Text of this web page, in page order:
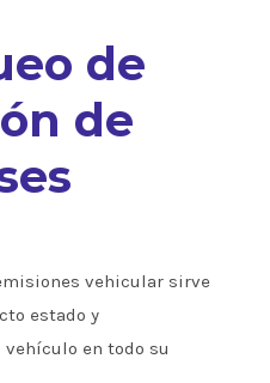
de
de
vehicular sirve
estado y
en todo su